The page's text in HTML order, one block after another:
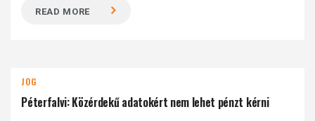
READ MORE
JOG
Péterfalvi: Közérdekű adatokért nem lehet pénzt kérni